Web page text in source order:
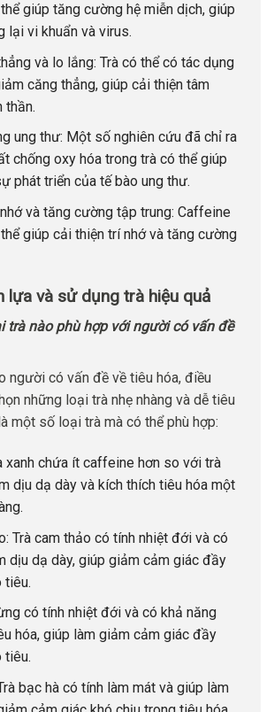
giúp tăng cường hệ miễn dịch, giúp
lại vi khuẩn và virus.
và lo lắng: Trà có thể có tác dụng
căng thẳng, giúp cải thiện tâm
thần.
ung thư: Một số nghiên cứu đã chỉ ra
chống oxy hóa trong trà có thể giúp
phát triển của tế bào ung thư.
và tăng cường tập trung: Caffeine
giúp cải thiện trí nhớ và tăng cường
lựa và sử dụng trà hiệu quả
trà nào phù hợp với người có vấn đề
người có vấn đề về tiêu hóa, điều
những loại trà nhẹ nhàng và dễ tiêu
một số loại trà mà có thể phù hợp:
xanh chứa ít caffeine hơn so với trà
dịu dạ dày và kích thích tiêu hóa một
Trà cam thảo có tính nhiệt đới và có
dịu dạ dày, giúp giảm cảm giác đầy
tiêu.
có tính nhiệt đới và có khả năng
hóa, giúp làm giảm cảm giác đầy
tiêu.
bạc hà có tính làm mát và giúp làm